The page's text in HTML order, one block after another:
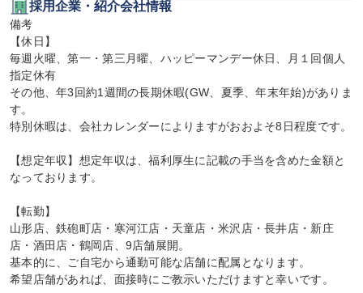
採用企業・紹介会社情報
備考
【休日】
毎週火曜、第一・第三月曜、ハッピーマンデー休日、月１回個人
指定休有
その他、年3回約1週間の長期休暇(GW、夏季、年末年始)がありま
す。
特別休暇は、会社カレンダーによりますがおおよそ8日程度です。
【想定年収】想定年収は、福利厚生に記載の手当を含めた金額と
なっております。
【転勤】
山形店、鉄砲町店・寒河江店・天童店・米沢店・長井店・新庄
店・酒田店・鶴岡店、9店舗展開。
基本的に、ご自宅から通勤可能な店舗に配属となります。
希望店舗があれば、面接時にご教示いただけますと幸いです。